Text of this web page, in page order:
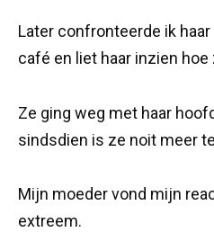
Later confronteerde ik
café en liet haar inzien
Ze ging weg met haar
sindsdien is ze noit meer
Mijn moeder vond mijn
extreem.